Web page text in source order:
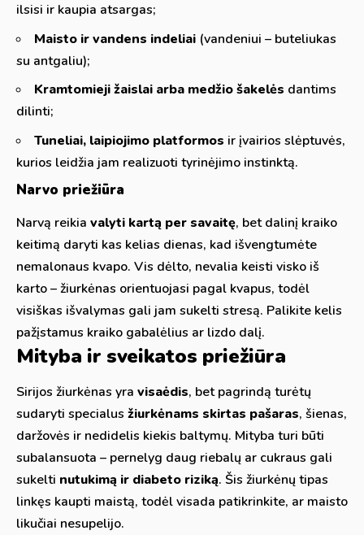
ilsisi ir kaupia atsargas;
Maisto ir vandens indeliai (vandeniui – buteliukas
su antgaliu);
Kramtomieji žaislai arba medžio šakelės dantims
dilinti;
Tuneliai, laipiojimo platformos ir įvairios slėptuvės,
kurios leidžia jam realizuoti tyrinėjimo instinktą.
Narvo priežiūra
Narvą reikia valyti kartą per savaitę, bet dalinį kraiko
keitimą daryti kas kelias dienas, kad išvengtumėte
nemalonaus kvapo. Vis dėlto, nevalia keisti visko iš
karto – žiurkėnas orientuojasi pagal kvapus, todėl
visiškas išvalymas gali jam sukelti stresą. Palikite kelis
pažįstamus kraiko gabalėlius ar lizdo dalį.
Mityba ir sveikatos priežiūra
Sirijos žiurkėnas yra visaėdis, bet pagrindą turėtų
sudaryti specialus žiurkėnams skirtas pašaras, šienas,
daržovės ir nedidelis kiekis baltymų. Mityba turi būti
subalansuota – pernelyg daug riebalų ar cukraus gali
sukelti nutukimą ir diabeto riziką. Šis žiurkėnų tipas
linkęs kaupti maistą, todėl visada patikrinkite, ar maisto
likučiai nesupelijo.